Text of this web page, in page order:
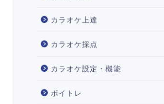
カラオケ上達
カラオケ採点
カラオケ設定・機能
ボイトレ